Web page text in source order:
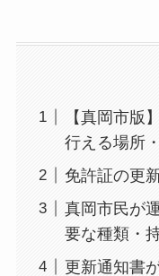
【真岡市版
行える場所
免許証の更
真岡市民が
要な種類・
更新通知書